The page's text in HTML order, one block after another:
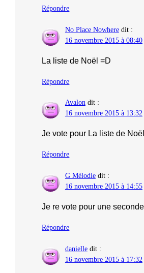
Répondre
No Place Nowhere dit :
16 novembre 2015 à 08:40
La liste de Noël =D
Répondre
Avalon dit :
16 novembre 2015 à 13:32
Je vote pour La liste de
Répondre
G Mélodie dit :
16 novembre 2015 à 14:55
Je re vote pour une
Répondre
danielle dit :
16 novembre 2015 à 17:32